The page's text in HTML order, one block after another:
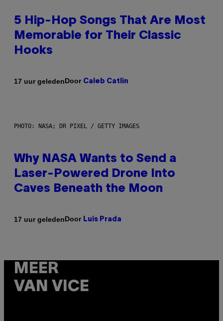
5 Hip-Hop Songs That Are Most
Memorable for Their Classic
Hooks
17 uur geledenDoor Caleb Catlin
PHOTO: NASA; DR PIXEL / GETTY IMAGES
Why NASA Wants to Send a
Laser-Powered Drone Into
Caves Beneath the Moon
17 uur geledenDoor Luis Prada
MEER
VAN VICE